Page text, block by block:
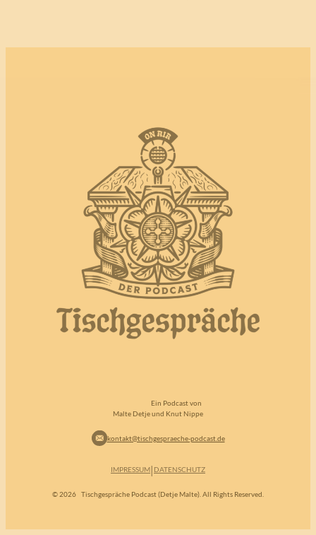
Ein Podcast von
Malte Detje und Knut Nippe
kontakt@tischgespraeche-podcast.de
IMPRESSUM| DATENSCHUTZ
© 2026 Tischgespräche Podcast (Detje Malte). All Rights Reserved.